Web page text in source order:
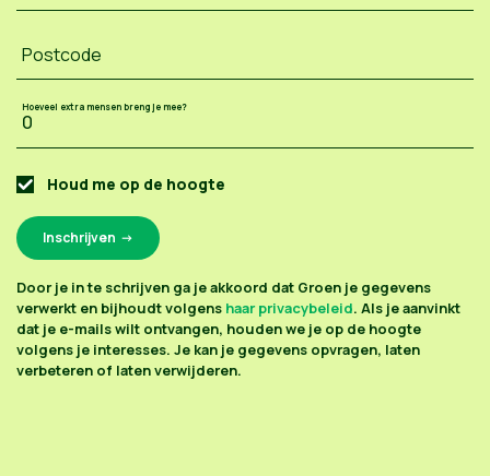
Postcode
Hoeveel extra mensen breng je mee?
Houd me op de hoogte
Door je in te schrijven ga je akkoord dat Groen je gegevens
verwerkt en bijhoudt volgens haar privacybeleid. Als je aanvinkt
dat je e-mails wilt ontvangen, houden we je op de hoogte
volgens je interesses. Je kan je gegevens opvragen, laten
verbeteren of laten verwijderen.